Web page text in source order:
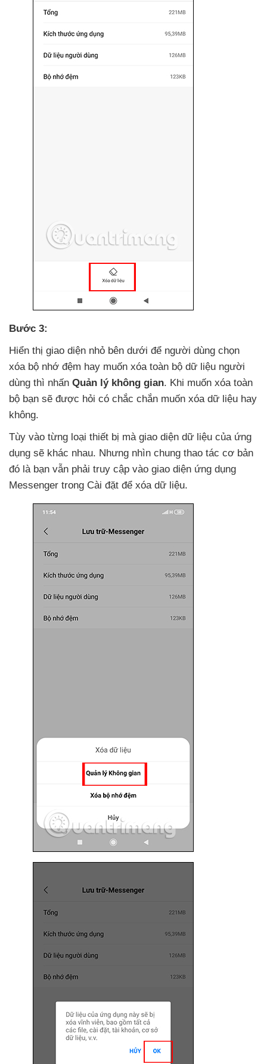
Bước 3:
Hiển thị giao diện nhỏ bên dưới để người dùng chọn
xóa bộ nhớ đệm hay muốn xóa toàn bộ dữ liệu người
dùng thì nhấn Quản lý không gian. Khi muốn xóa toàn
bộ bạn sẽ được hỏi có chắc chắn muốn xóa dữ liệu hay
không.
Tùy vào từng loại thiết bị mà giao diện dữ liệu của ứng
dụng sẽ khác nhau. Nhưng nhìn chung thao tác cơ bản
đó là bạn vẫn phải truy cập vào giao diện ứng dụng
Messenger trong Cài đặt để xóa dữ liệu.